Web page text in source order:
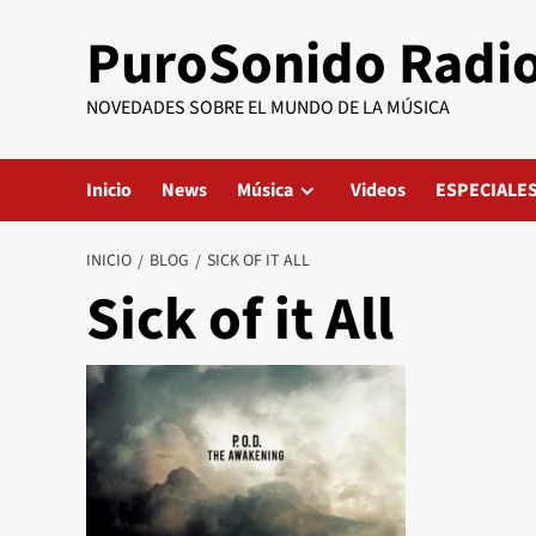
PuroSonido
NOVEDADES SOBRE EL MUNDO DE LA MÚSICA
Inicio News Música Videos
INICIO BLOG SICK OF IT ALL
Sick of it All